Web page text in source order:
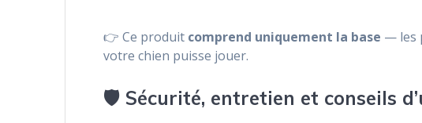
👉 Ce produit comprend uniquement la base — les
votre chien puisse jouer.
🛡️ Sécurité, entretien et conseils